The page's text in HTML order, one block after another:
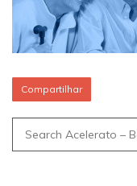
Compartilhar
Search
for: